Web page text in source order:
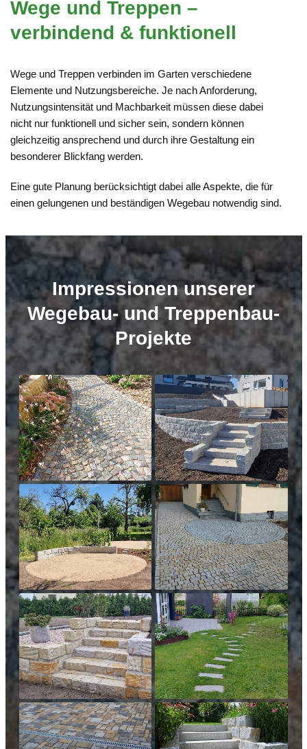
Wege und Treppen –
verbindend & funktionell
Wege und Treppen verbinden im Garten verschiedene
Elemente und Nutzungsbereiche. Je nach Anforderung,
Nutzungsintensität und Machbarkeit müssen diese dabei
nicht nur funktionell und sicher sein, sondern können
gleichzeitig ansprechend und durch ihre Gestaltung ein
besonderer Blickfang werden.
Eine gute Planung berücksichtigt dabei alle Aspekte, die für
einen gelungenen und beständigen Wegebau notwendig sind.
Impressionen unserer
Wegebau- und Treppenbau-
Projekte